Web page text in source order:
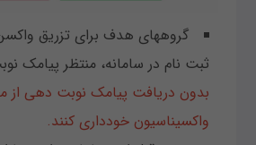
گروههای هدف برای تزریق
ثبت نام در سامانه، منتظر پیامک
بدون دریافت پیامک نوبت دهی از
واکسیناسیون خودداری کنند.